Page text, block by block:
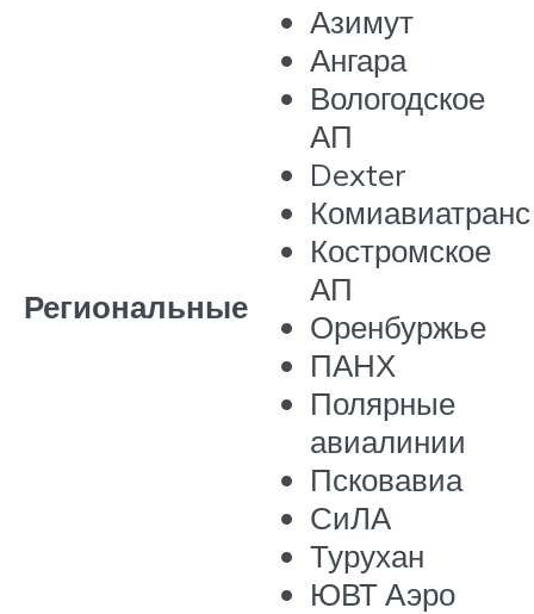
Региональные
Азимут
Ангара
Вологодское
АП
Dexter
Комиавиатранс
Костромское
АП
Оренбуржье
ПАНХ
Полярные
авиалинии
Псковавиа
СиЛА
Турухан
ЮВТ Аэро